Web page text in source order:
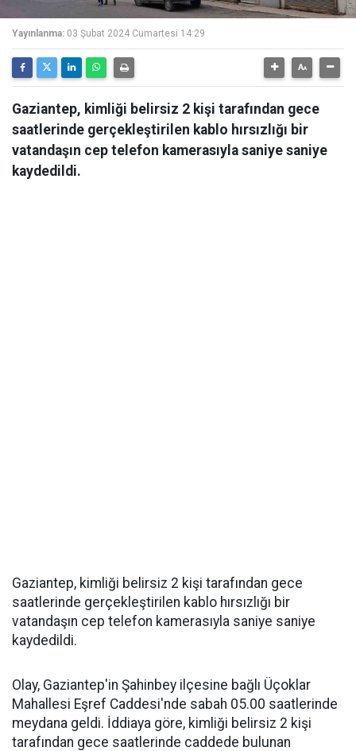
Yayınlanma: 03 Şubat 2024 Cumartesi 14:29
Gaziantep, kimliği belirsiz 2 kişi tarafından gece
saatlerinde gerçekleştirilen kablo hırsızlığı bir
vatandaşın cep telefon kamerasıyla saniye saniye
kaydedildi.
Gaziantep, kimliği belirsiz 2 kişi tarafından gece
saatlerinde gerçekleştirilen kablo hırsızlığı bir
vatandaşın cep telefon kamerasıyla saniye saniye
kaydedildi.
Olay, Gaziantep'in Şahinbey ilçesine bağlı Üçoklar
Mahallesi Eşref Caddesi'nde sabah 05.00 saatlerinde
meydana geldi. İddiaya göre, kimliği belirsiz 2 kişi
tarafından gece saatlerinde caddede bulunan